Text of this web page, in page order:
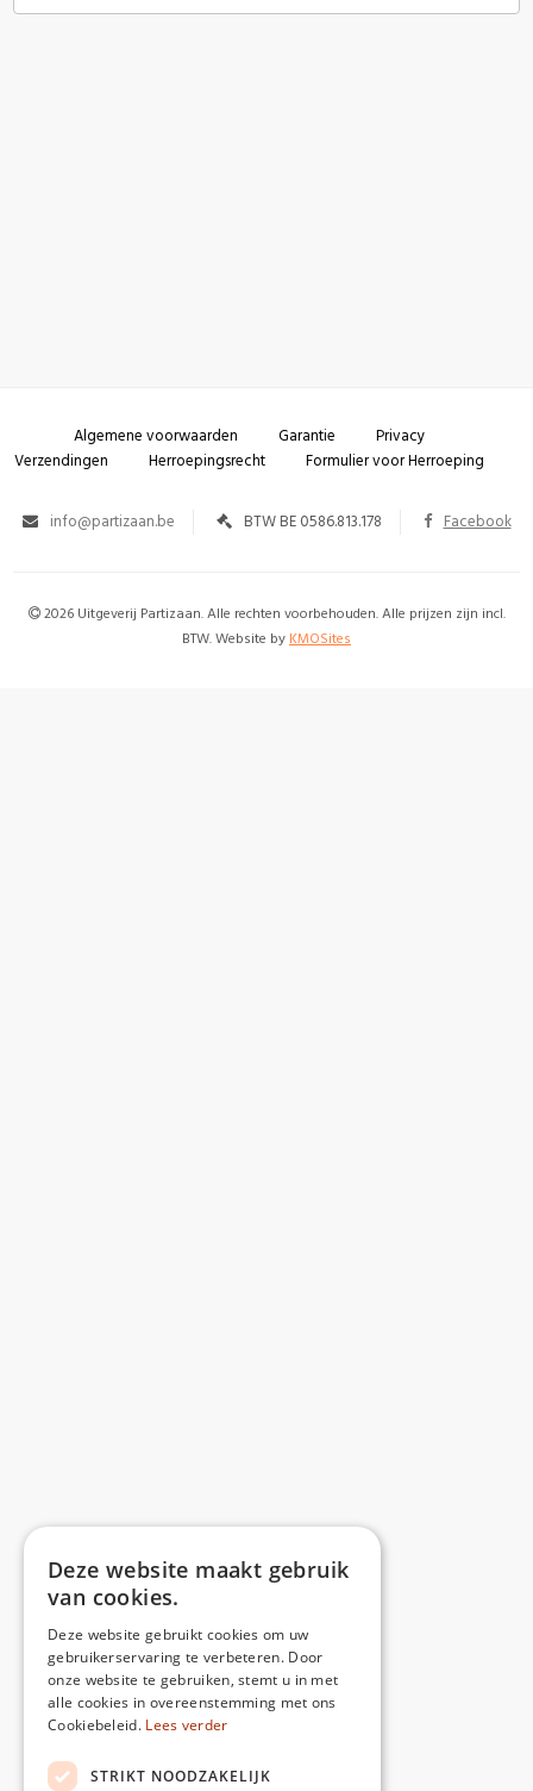
Algemene voorwaarden Garantie
Privacy
Verzendingen
Herroepingsrecht Formulier voor Herroeping
info@partizaan.be BTW BE 0586.813.178 Facebook
2026 Uitgeverij Partizaan. Alle rechten voorbehouden. Alle prijzen zijn incl.
BTW. Website byKMOSites
Deze website maakt gebruik
van cookies.
Deze website gebruikt cookies om uw
gebruikerservaring te verbeteren. Door
onze website te gebruiken, stemt u in met
alle cookies in overeenstemming met ons
Cookiebeleid. Lees verder
STRIKT NOODZAKELIJK